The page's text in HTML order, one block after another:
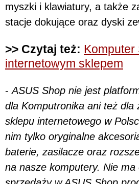
myszki i klawiatury, a także
stacje dokujące oraz dyski
>> Czytaj też: Komputer
internetowym sklepem
-ASUS Shop nie jest
dla Komputronika ani też dla
sklepu internetowego w
nim tylko oryginalne
baterie, zasilacze oraz
na nasze komputery. Nie ma